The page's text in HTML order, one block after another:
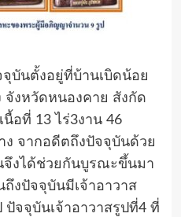
บันตั้งอยู่ที่บ้านเบิดน้อย
จังหวัดหนองคาย สังกัด
อที่ 13 ไร่3งาน 46
ง จากอดีตถึงปัจจุบันด้วย
จึงได้ช่วยกันบูรณะขึ้นมา
งปัจจุบันมีเจ้าอาวาส
จจุบันเจ้าอาวาสรูปที่4 ที่